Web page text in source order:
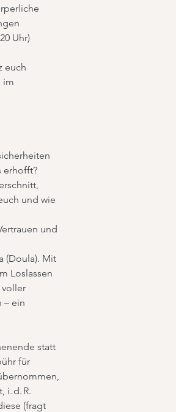
Uhr)
euch
im
erhofft?
und wie
und
(Doula). Mit
Loslassen
– ein
statt
für
i. d. R.
(fragt